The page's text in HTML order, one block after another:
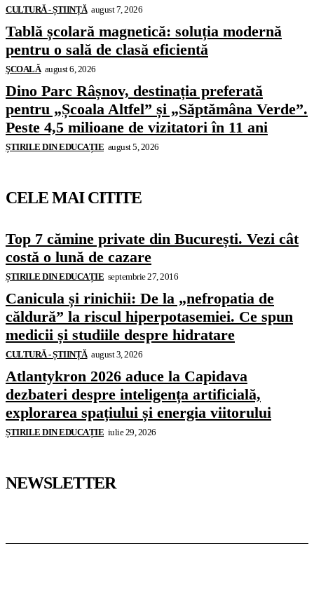
CULTURĂ - ȘTIINȚĂ august 7, 2026
Tablă școlară magnetică: soluția modernă
pentru o sală de clasă eficientă
ŞCOALĂ august 6, 2026
Dino Parc Râșnov, destinația preferată
pentru „Școala Altfel” și „Săptămâna Verde”.
Peste 4,5 milioane de vizitatori în 11 ani
ȘTIRILE DIN EDUCAȚIE august 5, 2026
CELE MAI CITITE
Top 7 cămine private din București. Vezi cât
costă o lună de cazare
ȘTIRILE DIN EDUCAȚIE septembrie 27, 2016
Canicula și rinichii: De la „nefropatia de
căldură” la riscul hiperpotasemiei. Ce spun
medicii și studiile despre hidratare
CULTURĂ - ȘTIINȚĂ august 3, 2026
Atlantykron 2026 aduce la Capidava
dezbateri despre inteligența artificială,
explorarea spațiului și energia viitorului
ȘTIRILE DIN EDUCAȚIE iulie 29, 2026
NEWSLETTER